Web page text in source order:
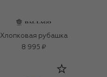
Хлопковая рубашка
8 995 ₽